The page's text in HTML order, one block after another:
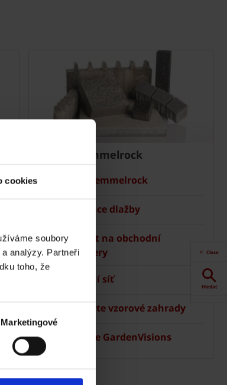
cookies
soubory
analýzy. Partneři
toho, že
Marketingové
Dlažba Semmelrock
Ceník Semmelrock
Kalkulace dlažby
Kontakt na obchodní
manažery
Prodejní síť
Navštivte vzorové zahrady
Aplikace GardenVisions
Close
Hledat